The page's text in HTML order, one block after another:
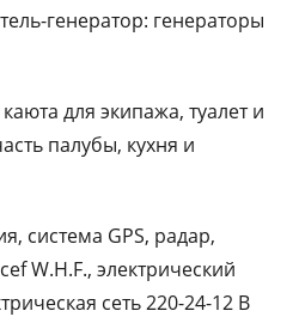
генератор: генераторы
для экипажа, туалет и
палубы, кухня и
система GPS, радар,
W.H.F., электрический
сеть 220-24-12 В